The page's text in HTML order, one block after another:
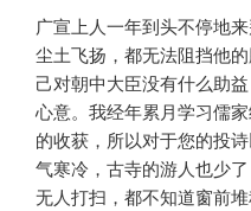
广宣上人一年到头不停地
尘土飞扬，都无法阻挡他
己对朝中大臣没有什么助
心意。我经年累月学习儒
的收获，所以对于您的投
气寒冷，古寺的游人也少
无人打扫，都不知道窗前堆